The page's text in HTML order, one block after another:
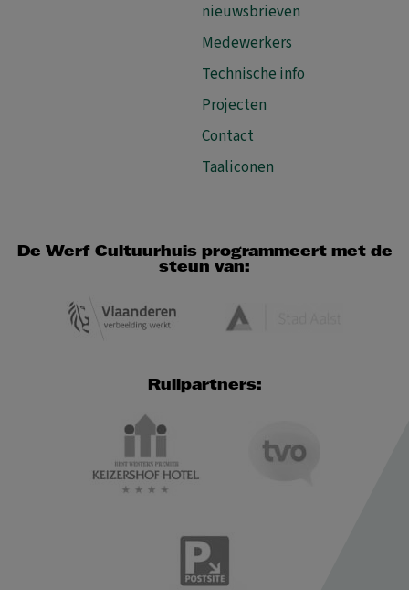
nieuwsbrieven
Medewerkers
Technische info
Projecten
Contact
Taaliconen
De Werf Cultuurhuis programmeert met de
steun van:
Ruilpartners: